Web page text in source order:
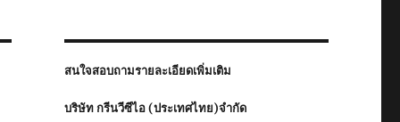
สนใจสอบถามรายละเอียดเพิ่มเติม
บริษัท กรีนวีซีไอ (ประเทศไทย)จำกัด